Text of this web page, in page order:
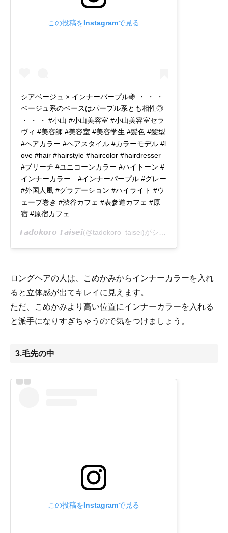
この投稿をInstagramで見る
シアベージュ × インナーパープル🍇 ・ ・ ・
ベージュ系のベースはパープル系とも相性◎
・ ・ ・ #小山 #小山美容室 #小山美容室セラ
ヴィ #美容師 #美容室 #美容学生 #髪色 #髪型
#ヘアカラー #ヘアスタイル #カラーモデル #l
ove #hair #hairstyle #haircolor #hairdresser
#ブリーチ #ユニコーンカラー #ハイトーン #
インナーカラー #インナーパープル #グレー
#外国人風 #グラデーション #ハイライト #ウ
ェーブ巻き #渋谷カフェ #表参道カフェ #原
宿 #原宿カフェ
𝙏𝙖𝙙𝙤𝙠𝙤𝙧𝙤 𝙏𝙖𝙞𝙨𝙚𝙞(@tadokoro_taisei)がシェアした投稿 -
ロングヘアの人は、こめかみからインナーカラーを入れ
ると立体感が出てキレイに見えます。
ただ、こめかみより高い位置にインナーカラーを入れる
と派手になりすぎちゃうので気をつけましょう。
3.毛先の中
この投稿をInstagramで見る